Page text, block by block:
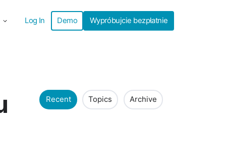
Log In Demo Wypróbujcie bezpłatnie
Recent Topics Archive